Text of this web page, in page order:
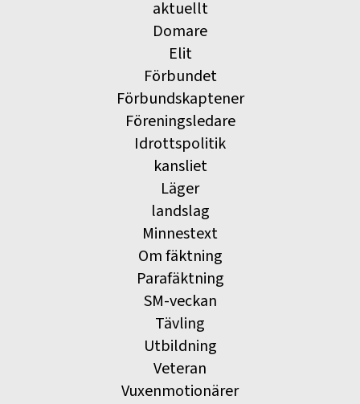
aktuellt
Domare
Elit
Förbundet
Förbundskaptener
Föreningsledare
Idrottspolitik
kansliet
Läger
landslag
Minnestext
Om fäktning
Parafäktning
SM-veckan
Tävling
Utbildning
Veteran
Vuxenmotionärer